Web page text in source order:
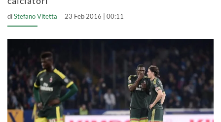
diStefano Vitetta 23 Feb 2016 | 00:11